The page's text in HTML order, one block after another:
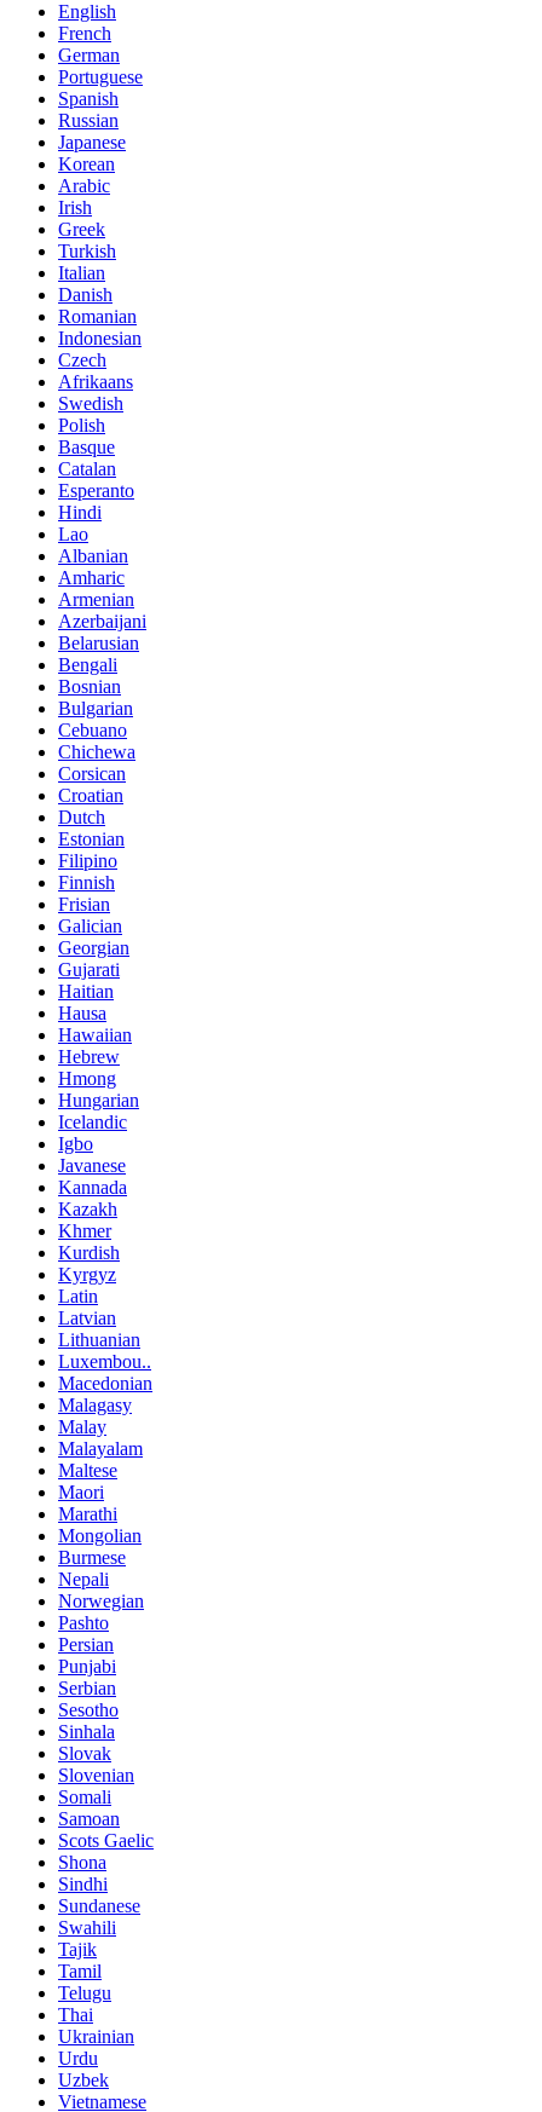
English
French
German
Portuguese
Spanish
Russian
Japanese
Korean
Arabic
Irish
Greek
Turkish
Italian
Danish
Romanian
Indonesian
Czech
Afrikaans
Swedish
Polish
Basque
Catalan
Esperanto
Hindi
Lao
Albanian
Amharic
Armenian
Azerbaijani
Belarusian
Bengali
Bosnian
Bulgarian
Cebuano
Chichewa
Corsican
Croatian
Dutch
Estonian
Filipino
Finnish
Frisian
Galician
Georgian
Gujarati
Haitian
Hausa
Hawaiian
Hebrew
Hmong
Hungarian
Icelandic
Igbo
Javanese
Kannada
Kazakh
Khmer
Kurdish
Kyrgyz
Latin
Latvian
Lithuanian
Luxembou..
Macedonian
Malagasy
Malay
Malayalam
Maltese
Maori
Marathi
Mongolian
Burmese
Nepali
Norwegian
Pashto
Persian
Punjabi
Serbian
Sesotho
Sinhala
Slovak
Slovenian
Somali
Samoan
Scots Gaelic
Shona
Sindhi
Sundanese
Swahili
Tajik
Tamil
Telugu
Thai
Ukrainian
Urdu
Uzbek
Vietnamese